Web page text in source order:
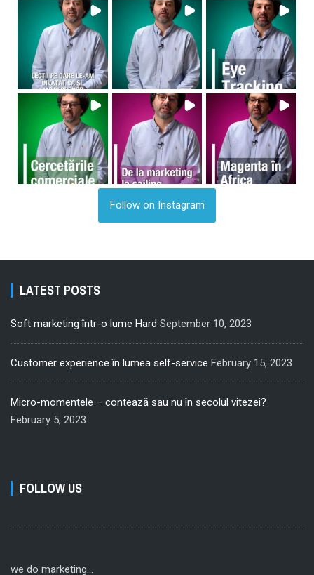
Follow on Instagram
LATEST POSTS
Soft marketing într-o lume Hard September 10, 2023
Customer experience în lumea self-service February 15, 2023
Micro-momentele – contează sau nu în secolul vitezei?
February 5, 2023
FOLLOW US
we do marketing...